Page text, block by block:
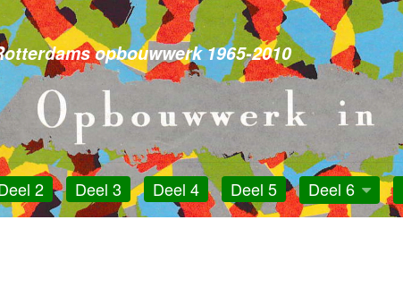
in Rotterdam
opbouwwerk 1965-2010
2 Deel 3 Deel 4 Deel 5 Deel 6